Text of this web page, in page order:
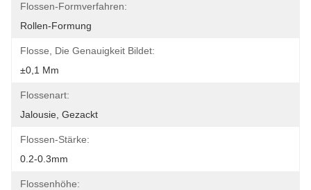
Flossen-Formverfahren:
Rollen-Formung
Flosse, Die Genauigkeit Bildet:
±0,1 Mm
Flossenart:
Jalousie, Gezackt
Flossen-Stärke:
0.2-0.3mm
Flossenhöhe: